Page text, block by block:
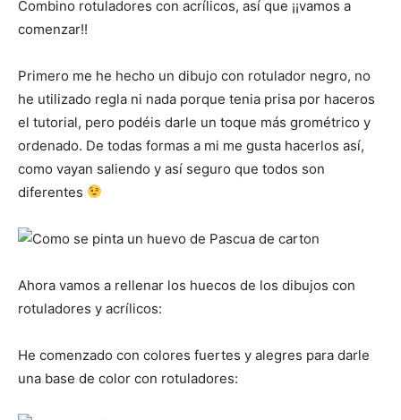
Combino rotuladores con acrílicos, así que ¡¡vamos a
comenzar!!
Primero me he hecho un dibujo con rotulador negro, no
he utilizado regla ni nada porque tenia prisa por haceros
el tutorial, pero podéis darle un toque más grométrico y
ordenado. De todas formas a mi me gusta hacerlos así,
como vayan saliendo y así seguro que todos son
diferentes
Ahora vamos a rellenar los huecos de los dibujos con
rotuladores y acrílicos:
He comenzado con colores fuertes y alegres para darle
una base de color con rotuladores: